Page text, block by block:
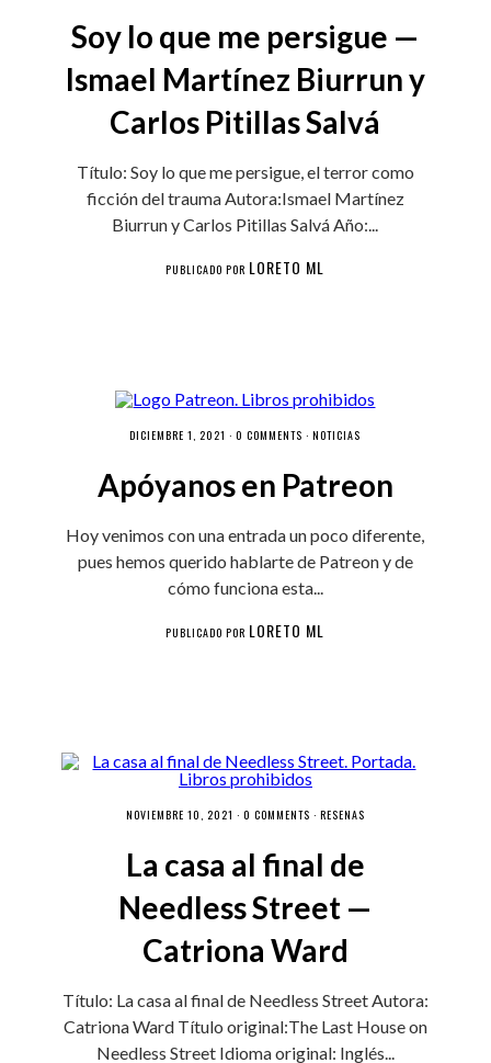
Soy lo que me persigue —
Ismael Martínez Biurrun y
Carlos Pitillas Salvá
Título: Soy lo que me persigue, el terror como
ficción del trauma Autora:Ismael Martínez
Biurrun y Carlos Pitillas Salvá Año:...
PUBLICADO POR LORETO ML
DICIEMBRE 1, 2021 ·0 COMMENTS ·NOTICIAS
Apóyanos en Patreon
Hoy venimos con una entrada un poco diferente,
pues hemos querido hablarte de Patreon y de
cómo funciona esta...
PUBLICADO POR LORETO ML
NOVIEMBRE 10, 2021 · 0 COMMENTS · RESEÑAS
La casa al final de
Needless Street —
Catriona Ward
Título: La casa al final de Needless Street Autora:
Catriona Ward Título original:The Last House on
Needless Street Idioma original: Inglés...